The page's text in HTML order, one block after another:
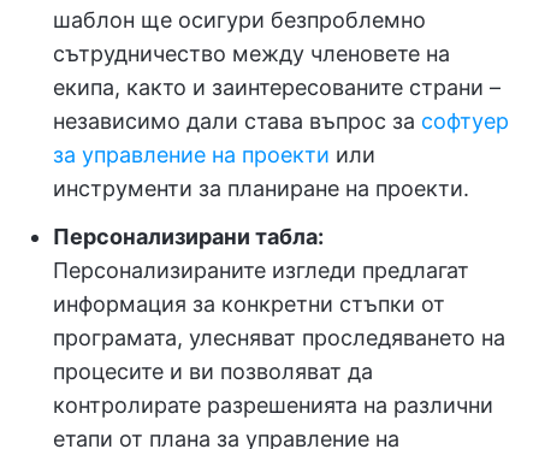
шаблон ще осигури безпроблемно
сътрудничество между членовете на
екипа, както и заинтересованите страни –
независимо дали става въпрос за софтуер
за управление на проекти или
инструменти за планиране на проекти.
Персонализирани табла:
Персонализираните изгледи предлагат
информация за конкретни стъпки от
програмата, улесняват проследяването на
процесите и ви позволяват да
контролирате разрешенията на различни
етапи от плана за управление на